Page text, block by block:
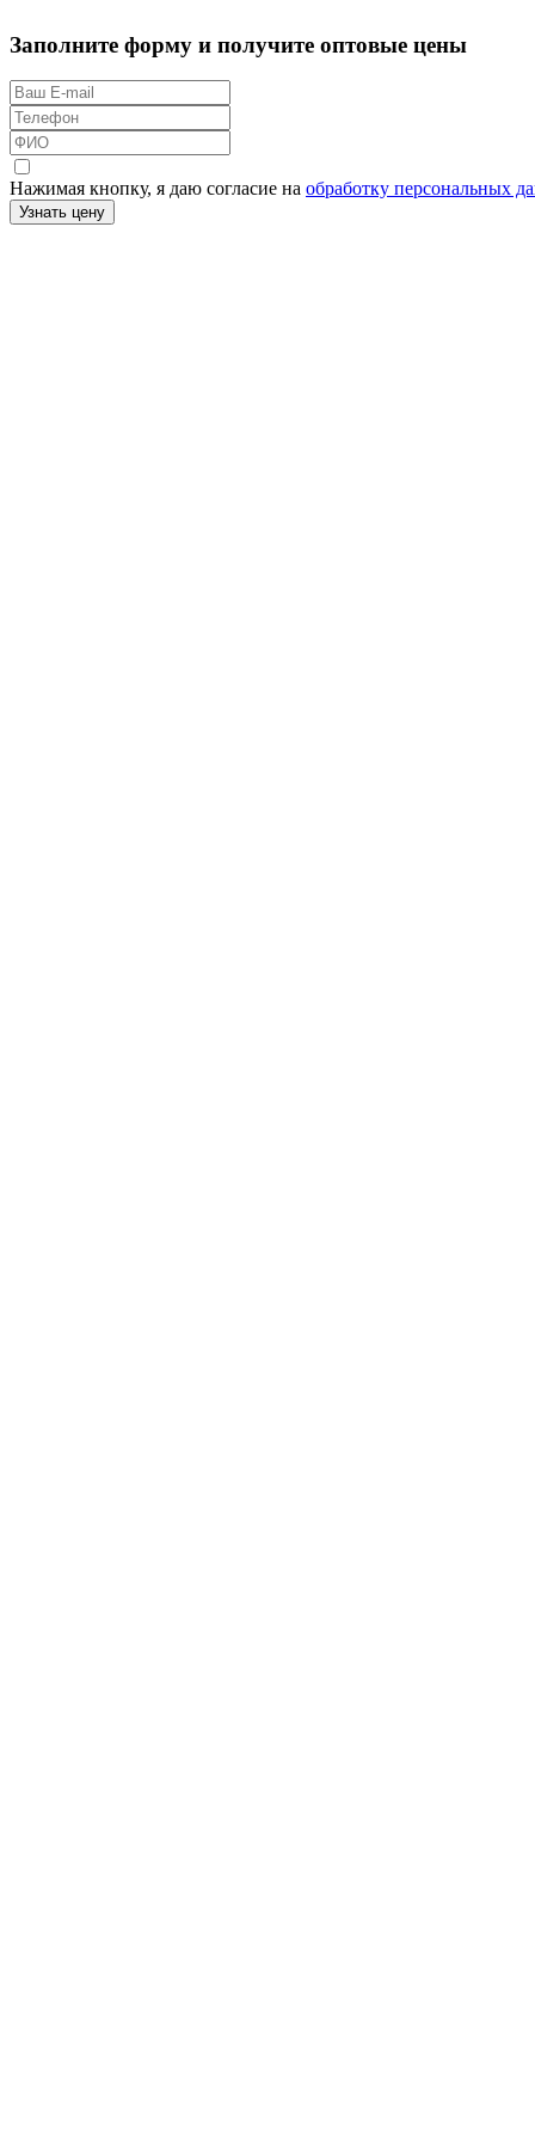
Заполните форму и получите оптовые цены
Нажимая кнопку, я даю согласие на обработку персональных
Узнать цену